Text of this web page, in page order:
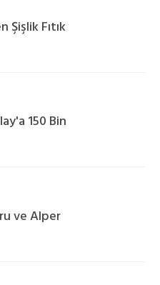
Şişlik Fıtık
150 Bin
ve Alper